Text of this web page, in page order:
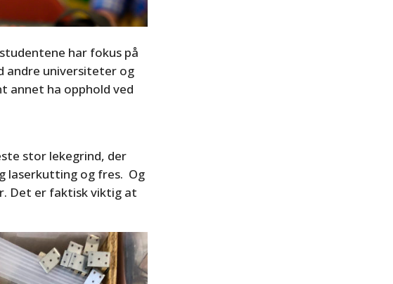
har fokus på
andre universiteter og
annet ha opphold ved
stor lekegrind, der
laserkutting og fres. Og
Det er faktisk viktig at